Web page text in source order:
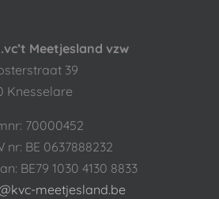
Meetjesland vzw
39
Knesselare
70000452
nr: BE 0637888232
BE79 1030 4130 8833
meetjesland.be